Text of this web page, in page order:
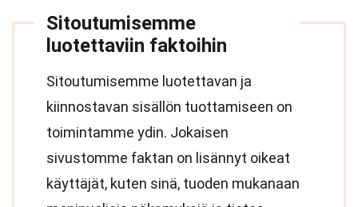
Sitoutumisemme
luotettaviin faktoihin
Sitoutumisemme luotettavan ja
kiinnostavan sisällön tuottamiseen on
toimintamme ydin. Jokaisen
sivustomme faktan on lisännyt oikeat
käyttäjät, kuten sinä, tuoden mukanaan